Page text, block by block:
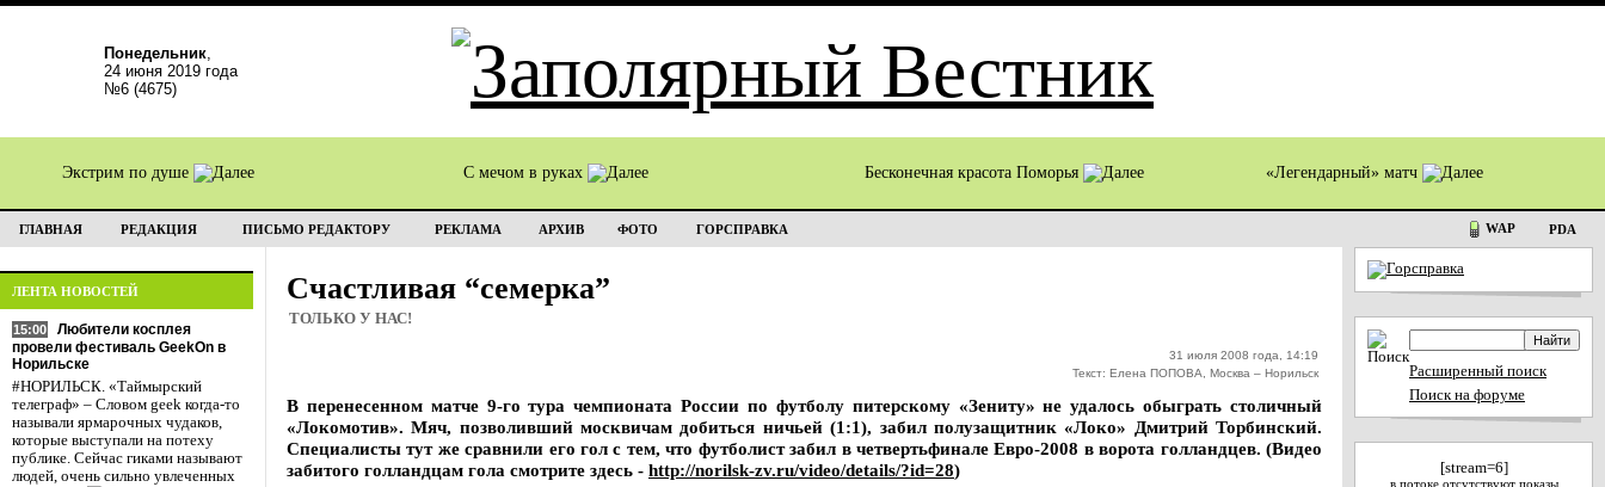
Понедельник,
24 июня 2019 года
№6 (4675)
Экстрим по душе С мечом в руках Бесконечная красота Поморья «Легендарный» матч
ГЛАВНАЯ РЕДАКЦИЯ ПИСЬМО РЕДАКТОРУ РЕКЛАМА АРХИВ ФОТО ГОРСПРАВКА WAP PDA
ЛЕНТА НОВОСТЕЙ
15:00
Любители косплея
провели фестиваль GeekOn в
Норильске
#НОРИЛЬСК. «Таймырский
телеграф» – Словом geek когда-то
называли ярмарочных чудаков,
которые выступали на потеху
публике. Сейчас гиками называют
людей, очень сильно увлеченных
Счастливая “семерка”
ТОЛЬКО У НАС!
31 июля 2008 года, 14:19
Текст: Елена ПОПОВА, Москва – Норильск
В перенесенном матче 9-го тура чемпионата России по футболу питерскому «Зениту» не удалось обыграть столичный
«Локомотив». Мяч, позволивший москвичам добиться ничьей (1:1), забил полузащитник «Локо» Дмитрий Торбинский.
Специалисты тут же сравнили его гол с тем, что футболист забил в четвертьфинале Евро-2008 в ворота голландцев. (Видео
забитого голландцам гола смотрите здесь - http://norilsk-zv.ru/video/details/?id=28)
Расширенный поиск
Поиск на форуме
[stream=6]
в потоке отсутствуют показы